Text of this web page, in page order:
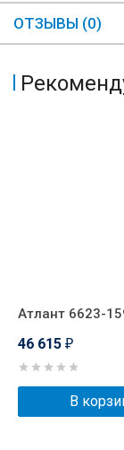
ОТЗЫВЫ (0)
Атлант 6623-
46 615 ₽
В